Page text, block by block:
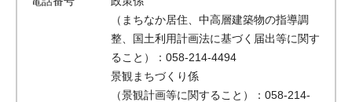
（まちなか居住、中高層建築物の指導調
整、国土利用計画法に基づく届出等に関す
ること）：058-214-4494
景観まちづくり係
（景観計画等に関すること）：058-214-